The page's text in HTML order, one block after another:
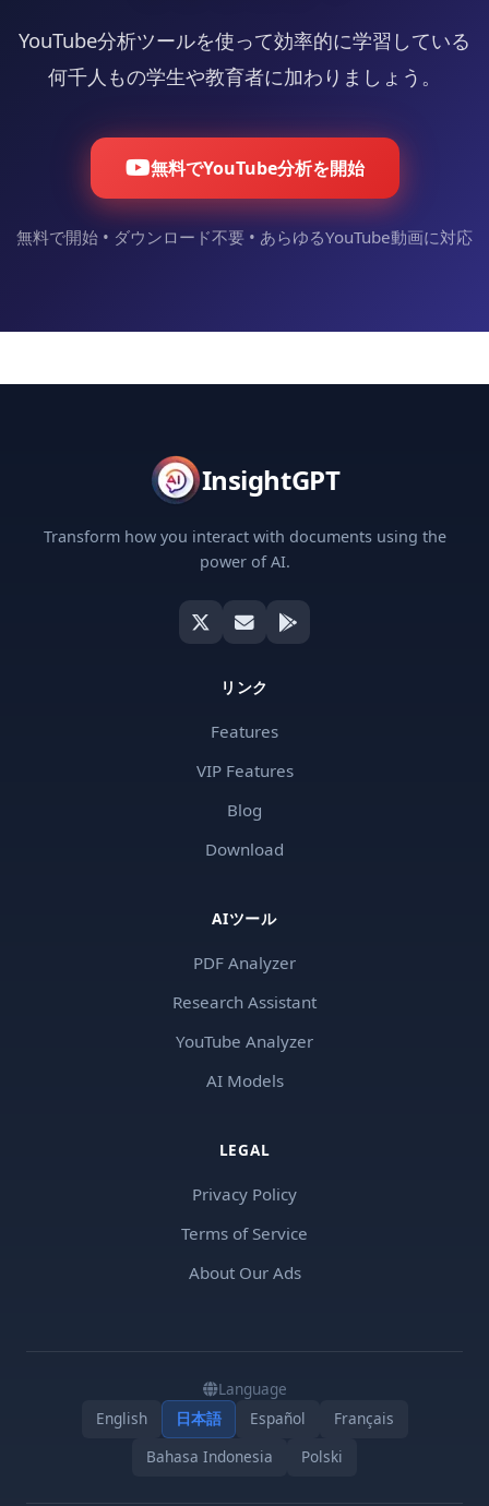
YouTube分析ツールを使って効率的に学習している
何千人もの学生や教育者に加わりましょう。
無料でYouTube分析を開始
無料で開始 • ダウンロード不要 • あらゆるYouTube動画に対応
InsightGPT
Transform how you interact with documents using the
power of AI.
リンク
Features
VIP Features
Blog
Download
AIツール
PDF Analyzer
Research Assistant
YouTube Analyzer
AI Models
LEGAL
Privacy Policy
Terms of Service
About Our Ads
Language
English
日本語 Español
Français
Bahasa Indonesia
Polski